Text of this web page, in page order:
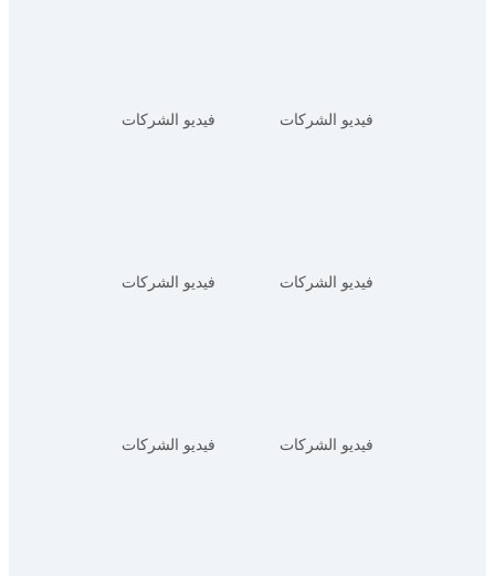
فيديو الشركات فيديو الشركات
فيديو الشركات فيديو الشركات
فيديو الشركات فيديو الشركات